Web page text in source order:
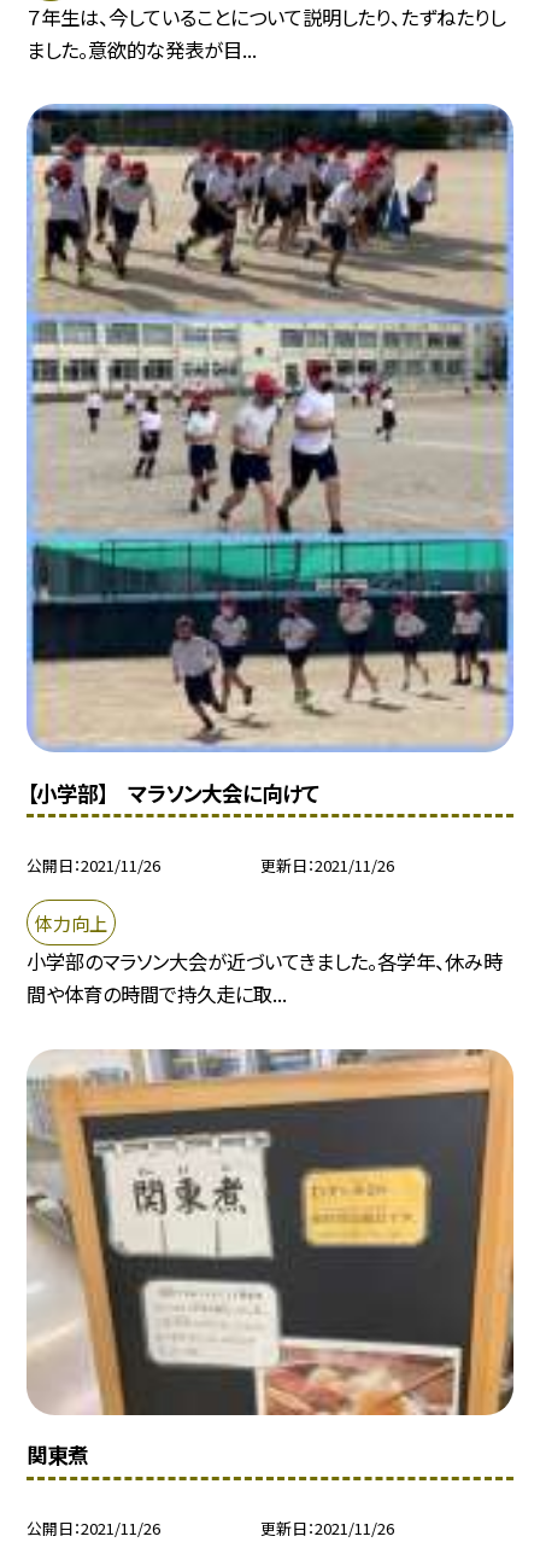
７年生は、今していることについて説明したり、たずねたりし
ました。意欲的な発表が目...
【小学部】 マラソン大会に向けて
公開日 2021/11/26 更新日 2021/11/26
体力向上
小学部のマラソン大会が近づいてきました。各学年、休み時
間や体育の時間で持久走に取...
関東煮
公開日 2021/11/26 更新日 2021/11/26